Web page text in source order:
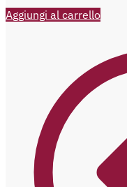
Aggiungi al carrello